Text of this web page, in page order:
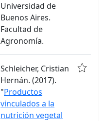
Universidad de
Buenos Aires.
Facultad de
Agronomía.
Schleicher, Cristian
Hernán. (2017).
"Productos
vinculados a la
nutrición vegetal